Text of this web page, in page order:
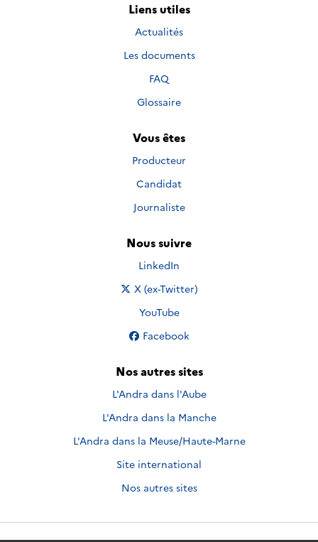
Liens utiles
Actualités
Les documents
FAQ
Glossaire
Vous êtes
Producteur
Candidat
Journaliste
Nous suivre
Nous suivre sur
LinkedIn
Nous suivre sur
X (ex-Twitter)
Nous suivre sur
YouTube
Nous suivre sur
Facebook
Nos autres sites
L'Andra dans l'Aube
L'Andra dans la Manche
L'Andra dans la Meuse/Haute-Marne
Site international
Nos autres sites